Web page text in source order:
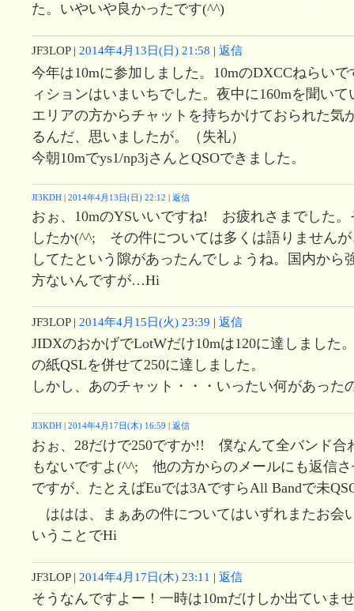
た。いやいや良かったです(^^)
JF3LOP| 2014年4月13日(日) 21:58 | 返信
今年は10mに参加しました。10mのDXCCねらい
ィションはいまいちでした。夜中に160mを聞い
エリアの方からチャットを持ちかけておられた気
るんだ、思いましたが。（失礼）
今朝10mでys1/np3jさんとQSOできました。
JI3KDH | 2014年4月13日(日) 22:12 | 返信
おぉ、10mのYSいいですね! お疲れさまでした
したか(^^; その件については多くは語りません
してたという隙があったんでしょうね。国内から
方ないんですが…Hi
JF3LOP| 2014年4月15日(火) 23:39 | 返信
JIDXのおかげでLotWだけ10mは120に達しました
の紙QSLを併せて250に達しました。
しかし、あのチャット・・・いったい何があった
JI3KDH 2014年4月17日(木) 16:59 返信
おぉ、28だけで250ですか!! 僕なんて全バンド合
もないですよ(^^; 他の方からのメールにも返信
ですが、たとえばEuでは3AですらAll Bandで未
ははは、まぁあの件についてはいずれまたお会
いうことでHi
JF3LOP| 2014年4月17日(木) 23:11 | 返信
そうなんですよー！一時は10mだけしか出ていま